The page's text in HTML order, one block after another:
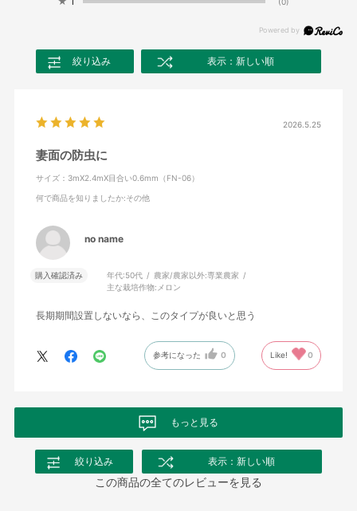
絞り込み 表示：新しい順
2026.5.25
妻面の防虫に
サイズ：3mX2.4mX目合い0.6mm（FN-06）
何で商品を知りましたか:その他
no name
購入確認済み 年代:50代 農家/農家以外:専業農家
主な栽培作物: メロン
長期期間設置しないなら、このタイプが良いと思う
参考になった 0 Like! 0
もっと見る
絞り込み 表示：新しい順
この商品の全てのレビューを見る